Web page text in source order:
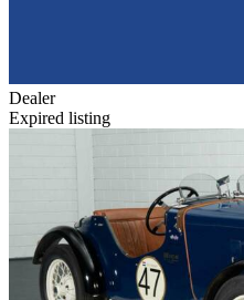
Dealer
Expired listing